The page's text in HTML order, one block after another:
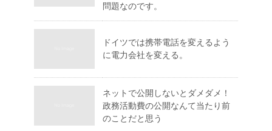
問題なのです。
ドイツでは携帯電話を変えるよう
に電力会社を変える。
ネットで公開しないとダメダメ！
政務活動費の公開なんて当たり前
のことだと思う